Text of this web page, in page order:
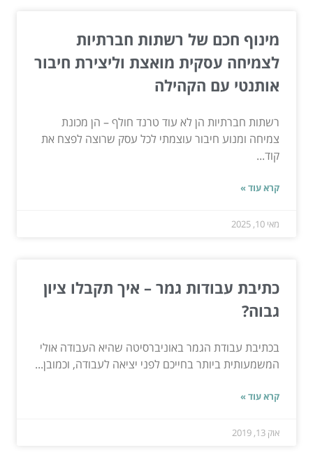
מינוף חכם של רשתות חברתיות
לצמיחה עסקית מואצת וליצירת חיבור
אותנטי עם הקהילה
רשתות חברתיות הן לא עוד טרנד חולף – הן מכונת
צמיחה ומנוע חיבור עוצמתי לכל עסק שרוצה לפצח את
קוד...
קרא עוד »
מאי 10, 2025
כתיבת עבודות גמר – איך תקבלו ציון
גבוה?
בכתיבת עבודת הגמר באוניברסיטה שהיא העבודה אולי
המשמעותית ביותר בחייכם לפני יציאה לעבודה, וכמובן...
קרא עוד »
אוק 13, 2019